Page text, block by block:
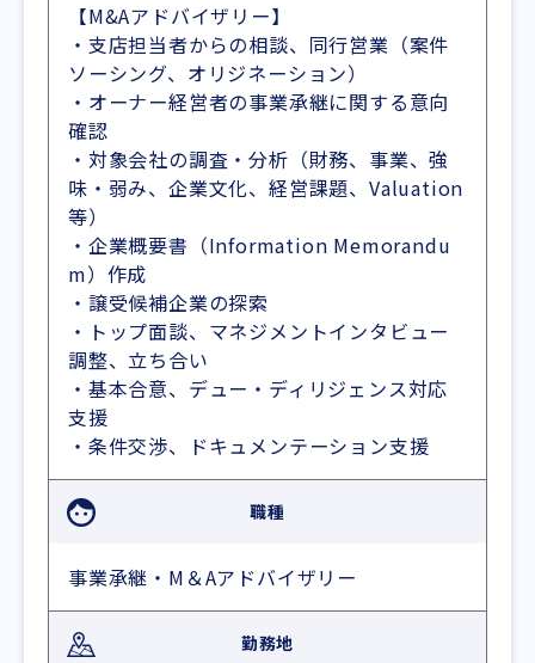
【M&Aアドバイザリー】
・支店担当者からの相談、同行営業（案件
ソーシング、オリジネーション）
・オーナー経営者の事業承継に関する意向
確認
・対象会社の調査・分析（財務、事業、強
味・弱み、企業文化、経営課題、Valuation
等）
・企業概要書（Information Memorandu
m）作成
・譲受候補企業の探索
・トップ面談、マネジメントインタビュー
調整、立ち合い
・基本合意、デュー・ディリジェンス対応
支援
・条件交渉、ドキュメンテーション支援
職種
事業承継・M＆Aアドバイザリー
勤務地